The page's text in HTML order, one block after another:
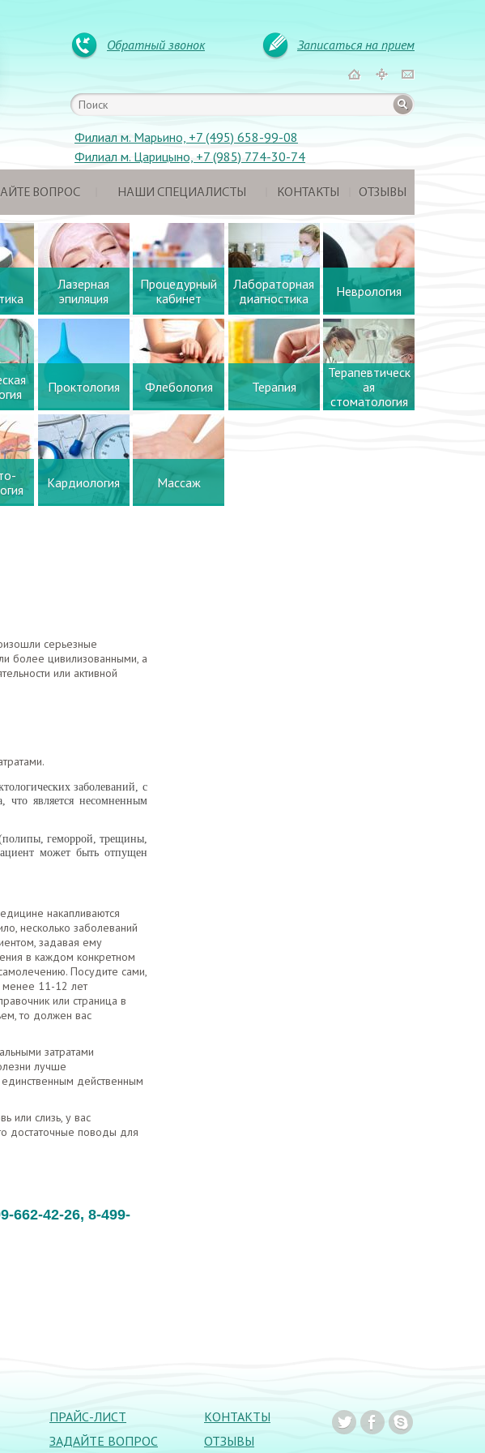
Обратный звонок Записаться на прием
Филиал м. Марьино, +7 (495) 658-99-08
Филиал м. Царицыно, +7 (985) 774-30-74
ВОПРОС НАШИ СПЕЦИАЛИСТЫ КОНТАКТЫ ОТЗЫВЫ
Лазерная
эпиляция
Процедурный
кабинет
Лабораторная
диагностика
Неврология
Проктология Флебология Терапия
Терапевтическ
ая
стоматология
Кардиология Массаж
серьезные
более цивилизованными, а
или активной
заболеваний, с
является несомненным
геморрой, трещины,
может быть отпущен
накапливаются
несколько заболеваний
задавая ему
в каждом конкретном
Посудите сами,
менее 11-12 лет
или страница в
то должен вас
затратами
лучше
действенным
или слизь, у вас
достаточные поводы для
662-42-26, 8-499-
ПРАЙС-ЛИСТ
ЗАДАЙТЕ ВОПРОС
КОНТАКТЫ
ОТЗЫВЫ